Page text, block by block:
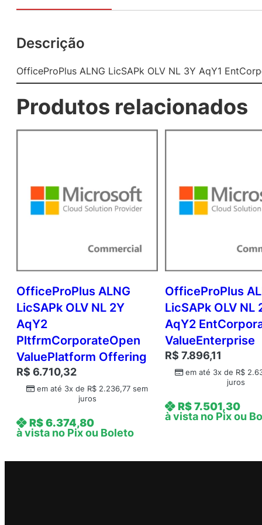
Descrição
OfficeProPlus ALNG LicSAPk OLV NL 3Y AqY1
Produtos relacionados
OfficeProPlus ALNG
LicSAPk OLV NL 2Y
AqY2
PltfrmCorporateOpen
ValuePlatform Offering
R$ 6.710,32
em até 3x de R$ 2.236,77 sem
juros
R$6.374,80
à vista no Pix ou Boleto
OfficeProPlus
LicSAPk OLV NL
AqY2
ValueEnterprise
R$ 7.896,11
em até 3x de R$
juros
R$7.501,30
à vista no Pix ou